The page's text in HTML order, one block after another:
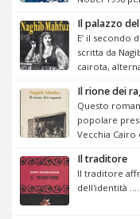
Il palazzo
E’ il secondo
scritta da
cairota,
Il rione dei
Questo
popolare
Vecchia Cairo
Il traditore
Il traditore
dell'identità ....